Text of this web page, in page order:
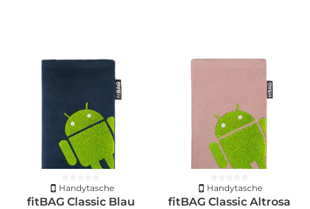
Handytasche
fitBAG Classic Blau
Handytasche
fitBAG Classic Altrosa